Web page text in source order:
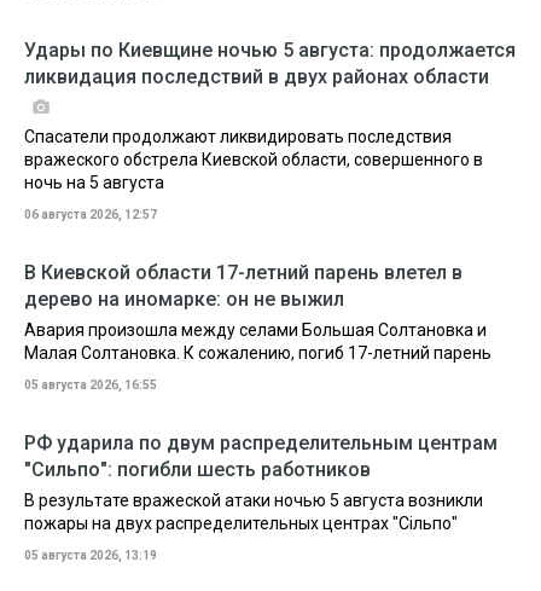
Удары по Киевщине ночью 5 августа: продолжается
ликвидация последствий в двух районах области
Спасатели продолжают ликвидировать последствия
вражеского обстрела Киевской области, совершенного в
ночь на 5 августа
06 августа 2026, 12:57
В Киевской области 17-летний парень влетел в
дерево на иномарке: он не выжил
Авария произошла между селами Большая Солтановка и
Малая Солтановка. К сожалению, погиб 17-летний парень
05 августа 2026, 16:55
РФ ударила по двум распределительным центрам
"Сильпо": погибли шесть работников
В результате вражеской атаки ночью 5 августа возникли
пожары на двух распределительных центрах "Сільпо"
05 августа 2026, 13:19